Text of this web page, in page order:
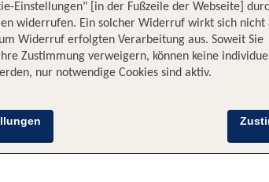
Einstellungen" [in der Fußzeile der Webseite]
widerrufen. Ein solcher Widerruf wirkt sich nicht
Widerruf erfolgten Verarbeitung aus. Soweit Sie
Zustimmung verweigern, können keine
nur notwendige Cookies sind aktiv.